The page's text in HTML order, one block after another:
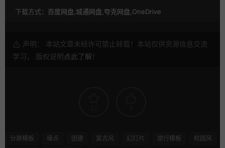
下载方式： 百度网盘,城通网盘,夸克网盘,OneDrive
声明： 本站文章未经许可禁止转载！本站仅供资源信息交流
学习， 版权说明点此了解 ！
分屏模板 噪点 团建 复古风 幻灯片 旅行模板
校园风